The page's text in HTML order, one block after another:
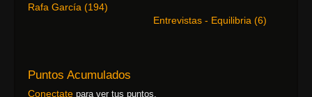
Rafa García (194)
Entrevistas - Equilibria (6)
Puntos Acumulados
Conectate para ver tus puntos.